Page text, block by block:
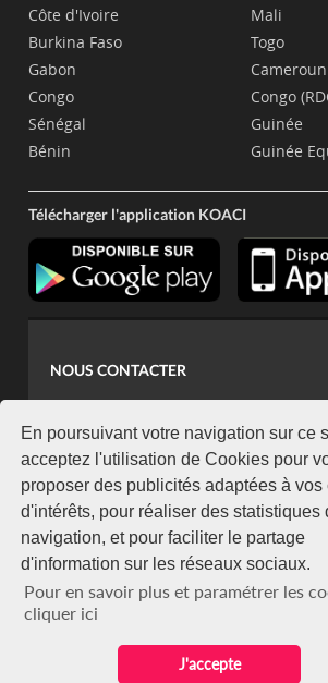
En poursuivant votre navigation sur ce
acceptez l'utilisation de Cookies pour
proposer des publicités adaptées à vos
d'intérêts, pour réaliser des statistiques
navigation, et pour faciliter le partage
d'information sur les réseaux sociaux.
Pour en savoir plus et paramétrer les
cliquer ici
J'accepte
Côte d'Ivoire
Burkina Faso
Gabon
Congo
Sénégal
Bénin
Mali
Togo
Cameroun
Congo
Guinée
Guinée
Télécharger l'application KOACI
NOUS CONTACTER
koaci@yahoo.fr
+225 07 08 85 52 93
NEWSLETTER
Restez connecté via notre newsletter
S'abonner
Se désabonner